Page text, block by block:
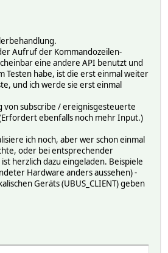
{<Perl-code>}
return a hash of <key> =>
the UBUS_CALL device.
name used in the call (see
name used in the call
of parameters used in the call
response returned by the call.
error code, 0 means success.
result data as Perl hash.
its default value is
by the attribute readings.
Aufruf der Kommandozeilen-
eine andere API benutzt und
Testen habe, ist die erst einmal weiter
und ich werde sie erst einmal
subscribe / ereignisgesteuerte
ebenfalls noch mehr Input.)
ich noch, aber wer schon einmal
oder bei entsprechender
herzlich dazu eingeladen. Beispiele
Hardware anders aussehen) -
Geräts (UBUS_CLIENT) geben